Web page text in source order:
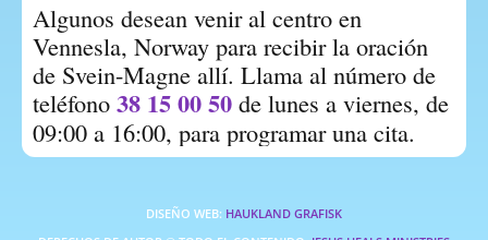
Algunos desean venir al centro en
Vennesla, Norway para recibir la oración
de Svein-Magne allí. Llama al número de
teléfono 38 15 00 50 de lunes a viernes, de
09:00 a 16:00, para programar una cita.
DISEÑO WEB: HAUKLAND GRAFISK